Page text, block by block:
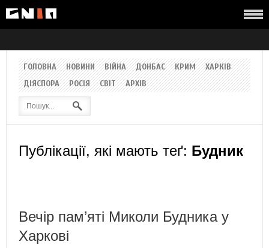
ГОЛОВНА НОВИНИ ВІЙНА ДОНБАС КРИМ
ХАРКІВ
ДІЯСПОРА
РОСІЯ СВІТ АРХІВ
Публікації, які мають теґ: Будник
Вечір пам’яті Миколи Будника у
Харкові